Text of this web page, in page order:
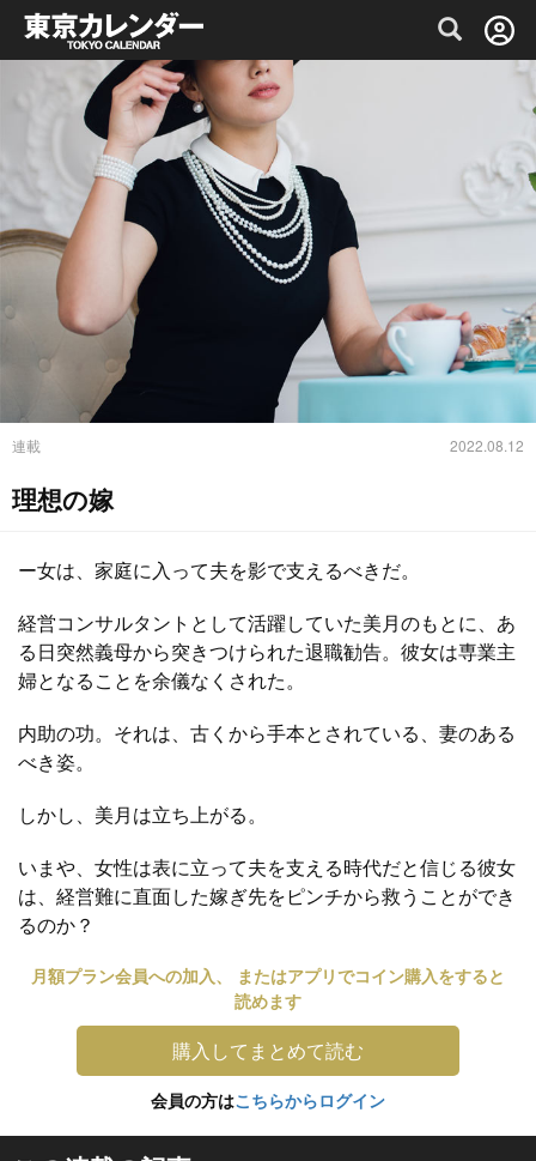
グルメ情報・プレミアムレストラン予約
連載 2022.08.12
理想の嫁
ー女は、家庭に入って夫を影で支えるべきだ。
経営コンサルタントとして活躍していた美月のもとに、あ
る日突然義母から突きつけられた退職勧告。彼女は専業主
婦となることを余儀なくされた。
内助の功。それは、古くから手本とされている、妻のある
べき姿。
しかし、美月は立ち上がる。
いまや、女性は表に立って夫を支える時代だと信じる彼女
は、経営難に直面した嫁ぎ先をピンチから救うことができ
るのか？
月額プラン会員への加入、 またはアプリでコイン購入をすると
読めます
購入してまとめて読む
会員の方はこちらからログイン